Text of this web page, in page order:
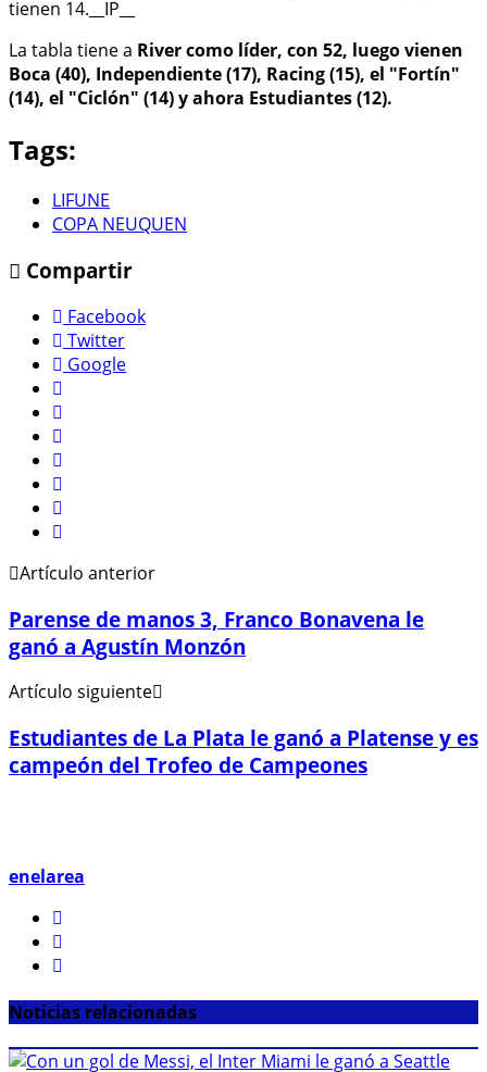
tienen 14.__IP__
La tabla tiene a River como líder, con 52, luego vienen
Boca (40), Independiente (17), Racing (15), el "Fortín"
(14), el "Ciclón" (14) y ahora Estudiantes (12).
Tags:
LIFUNE
COPA NEUQUEN
Compartir
Facebook
Twitter
Google
Artículo anterior
Parense de manos 3, Franco Bonavena le
ganó a Agustín Monzón
Artículo siguiente
Estudiantes de La Plata le ganó a Platense y es
campeón del Trofeo de Campeones
enelarea
Noticias relacionadas